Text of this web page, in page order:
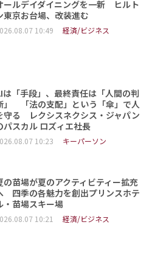
ールデイダイニングを一新 ヒルト
東京お台場、改装進む
10:49 経済/ビジネス
は「手段」、最終責任は「人間の判
」 「法の支配」という「傘」で人
守る レクシスネクシス・ジャパン
パスカル ロズィエ社長
10:23 キーパーソン
の苗場が夏のアクティビティー拡充
四季の各魅力を創出プリンスホテ
・苗場スキー場
10:21 経済/ビジネス